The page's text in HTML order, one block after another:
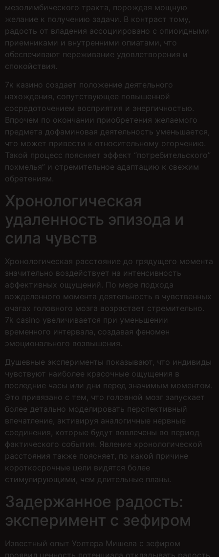
мезолимбического тракта, порождая мощную
желание к получению задачи. В контраст тому,
радость от владения ассоциировано с опиоидными
приемниками и внутренними опиатами, что
обеспечивают переживание удовлетворения и
спокойствия.
7к казино создает положение деятельного
нахождения, сопутствующее повышенной
сосредоточением восприятия и энергичностью.
Впрочем по окончании приобретения желаемого
предмета дофаминовая деятельность уменьшается,
что может привести к относительному огорчению.
Такой процесс поясняет эффект “потребительского”
похмелья” и стремительное адаптацию к свежим
обретениям.
Хронологическая
удаленность эпизода и
сила чувств
Хронологическая расстояние до грядущего момента
значительно воздействует на интенсивность
аффективных ощущений. По мере подхода
вожделенного момента деятельность в чувственных
очагах головного мозга возрастает стремительно.
7k casino увеличивается при уменьшении
временного интервала, создавая феномен
эмоционального возвышения.
Душевные эксперименты показывают, что индивиды
чувствуют наиболее красочные ощущения в
последние часы или дни перед значимым моментом.
Это привязано с тем, что головной мозг запускает
более детально моделировать перспективный
впечатление, активируя аналогичные нервные
соединения, которые будут вовлечены во период
фактического события. Явление хронологической
расстояния также поясняет, по какой причине
короткосрочные цели видятся более
стимулирующими, чем длительные планы.
Задержанное радость:
эксперимент с зефиром
Известный опыт Уолтера Мишела с зефиром
проявил ценность потенциала откладывать радость